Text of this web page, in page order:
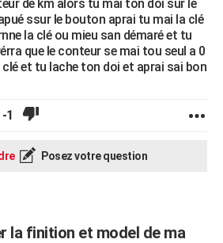
de km alors tu mai ton doi sur le
ssur le bouton aprai tu mai la clé
la clé ou mieu san démaré et tu
que le conteur se mai tou seul a 0
et tu lache ton doi et aprai sai bon
-1
Posez votre question
la finition et model de ma